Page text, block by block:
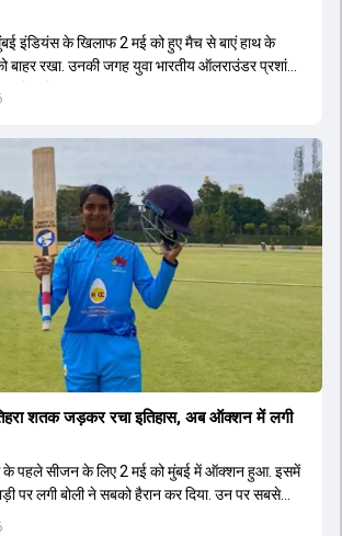
इंडियंस के खिलाफ 2 मई को हुए मैच से बाएं हाथ के
रखा. उनकी जगह युवा भारतीय ऑलराउंडर प्रशांत
शतक जड़कर रचा इतिहास, अब ऑक्शन में लगी
के पहले सीजन के लिए 2 मई को मुंबई में ऑक्शन हुआ. इसमें
पर लगी बोली ने सबको हैरान कर दिया. उन पर सबसे